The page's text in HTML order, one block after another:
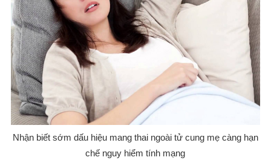
Nhận biết sớm dấu hiệu mang thai ngoài tử cung mẹ càng hạn
chế nguy hiểm tính mạng